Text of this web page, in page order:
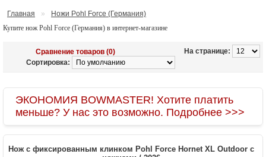
Главная »
Ножи Pohl Force (Германия)
Купите нож Pohl Force (Германия) в интернет-магазине
На странице:
Сравнение товаров (0)
Сортировка:
ЭКОНОМИЯ BOWMASTER! Хотите платить
меньше? У нас это возможно. Подробнее >>>
Нож с фиксированным клинком Pohl Force Hornet XL Outdoor с